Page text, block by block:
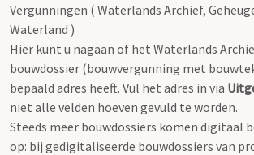
Vergunningen ( Waterlands Archief,
Waterland )
Hier kunt u nagaan of het Waterlands
bouwdossier (bouwvergunning met
bepaald adres heeft. Vul het adres in via
niet alle velden hoeven gevuld te worden.
Steeds meer bouwdossiers komen digitaal
op: bij gedigitaliseerde bouwdossiers van